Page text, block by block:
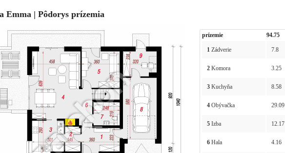
Emma | Pôdorys prízemia
prízemie 94.75
1Zádverie 7.8
2Komora 3.25
3Kuchyňa 8.58
4Obývačka 29.09
5Izba 12.17
6Hala 4.16